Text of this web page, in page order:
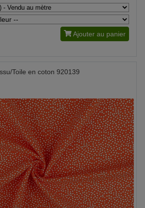
Ajouter au panier
Toile en coton 920139